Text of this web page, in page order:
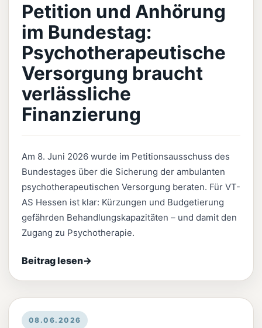
Petition und Anhörung
im Bundestag:
Psychotherapeutische
Versorgung braucht
verlässliche
Finanzierung
Am 8. Juni 2026 wurde im Petitionsausschuss des
Bundestages über die Sicherung der ambulanten
psychotherapeutischen Versorgung beraten. Für VT-
AS Hessen ist klar: Kürzungen und Budgetierung
gefährden Behandlungskapazitäten – und damit den
Zugang zu Psychotherapie.
Beitrag lesen→
08.06.2026